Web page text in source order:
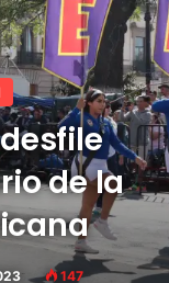
de la
147